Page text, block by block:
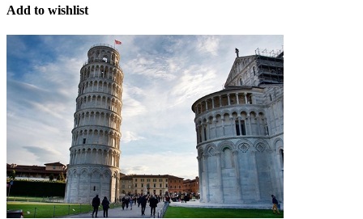
Add to wishlist